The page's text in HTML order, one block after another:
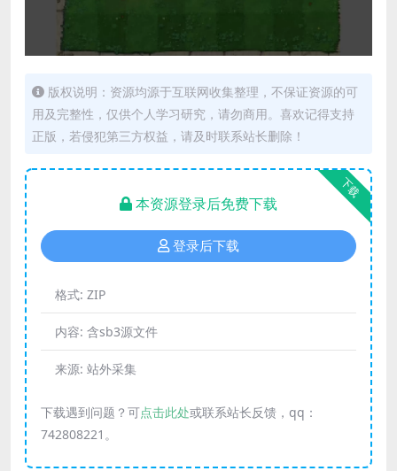
版权说明：资源均源于互联网收集整理，不保证资源的可
用及完整性，仅供个人学习研究，请勿商用。喜欢记得支持
正版，若侵犯第三方权益，请及时联系站长删除！
下载
本资源登录后免费下载
登录后下载
格式: ZIP
内容: 含sb3源文件
来源: 站外采集
下载遇到问题？可点击此处或联系站长反馈，qq：
742808221。